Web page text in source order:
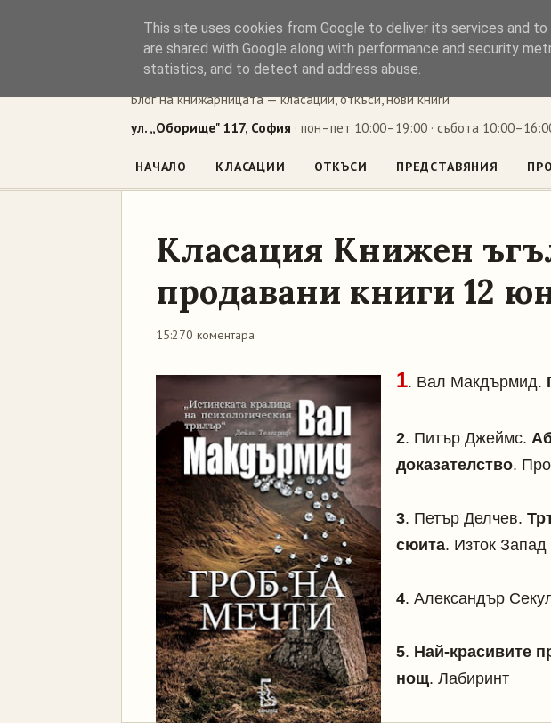
Книжен ъгъл
Блог на книжарницата — класации, откъси, нови книги
ул. „Оборище" 117, София · пон–пет 10:00–19:00 · събота
НАЧАЛО КЛАСАЦИИ ОТКЪСИ ПРЕДСТАВЯНИЯ
Класация Книжен
продавани книги 12
15:270 коментара
1. Вал Макдърмид.
2. Питър Джеймс.
доказателство.
3. Петър Делчев.
сюита. Изток Запад
4. Александър
5. Най-красивите
нощ. Лабиринт
This site uses cookies from Google to deliver its services and
are shared with Google along with performance and security
statistics, and to detect and address abuse.